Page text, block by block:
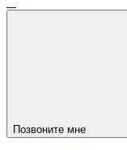
Позвоните мне